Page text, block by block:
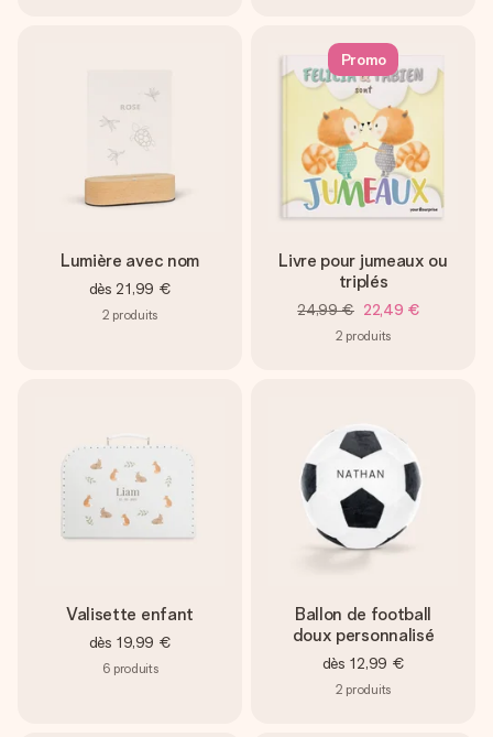
Lumière avec nom
dès 21,99 €
2 produits
Promo
Livre pour jumeaux ou
triplés
24,99 € 22,49 €
2 produits
Valisette enfant
dès 19,99 €
6 produits
Ballon de football
doux personnalisé
dès 12,99 €
2 produits